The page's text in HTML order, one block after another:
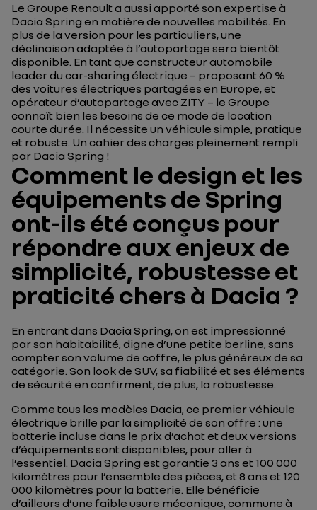
Le Groupe Renault a aussi apporté son expertise à
Dacia Spring en matière de nouvelles mobilités. En
plus de la version pour les particuliers, une
déclinaison adaptée à l’autopartage sera bientôt
disponible. En tant que constructeur automobile
leader du car-sharing électrique – proposant 60 %
des voitures électriques partagées en Europe, et
opérateur d’autopartage avec ZITY – le Groupe
connaît bien les besoins de ce mode de location
courte durée. Il nécessite un véhicule simple, pratique
et robuste. Un cahier des charges pleinement rempli
par Dacia Spring !
Comment le design et les
équipements de Spring
ont-ils été conçus pour
répondre aux enjeux de
simplicité, robustesse et
praticité chers à Dacia ?
En entrant dans Dacia Spring, on est impressionné
par son habitabilité, digne d’une petite berline, sans
compter son volume de coffre, le plus généreux de sa
catégorie. Son look de SUV, sa fiabilité et ses éléments
de sécurité en confirment, de plus, la robustesse.
Comme tous les modèles Dacia, ce premier véhicule
électrique brille par la simplicité de son offre : une
batterie incluse dans le prix d’achat et deux versions
d’équipements sont disponibles, pour aller à
l’essentiel. Dacia Spring est garantie 3 ans et 100 000
kilomètres pour l’ensemble des pièces, et 8 ans et 120
000 kilomètres pour la batterie. Elle bénéficie
d’ailleurs d’une faible usure mécanique, commune à